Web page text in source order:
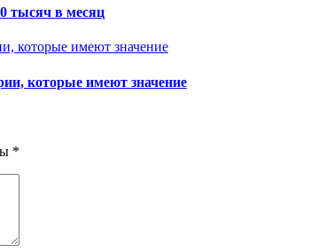
тысяч в месяц
которые имеют значение
*